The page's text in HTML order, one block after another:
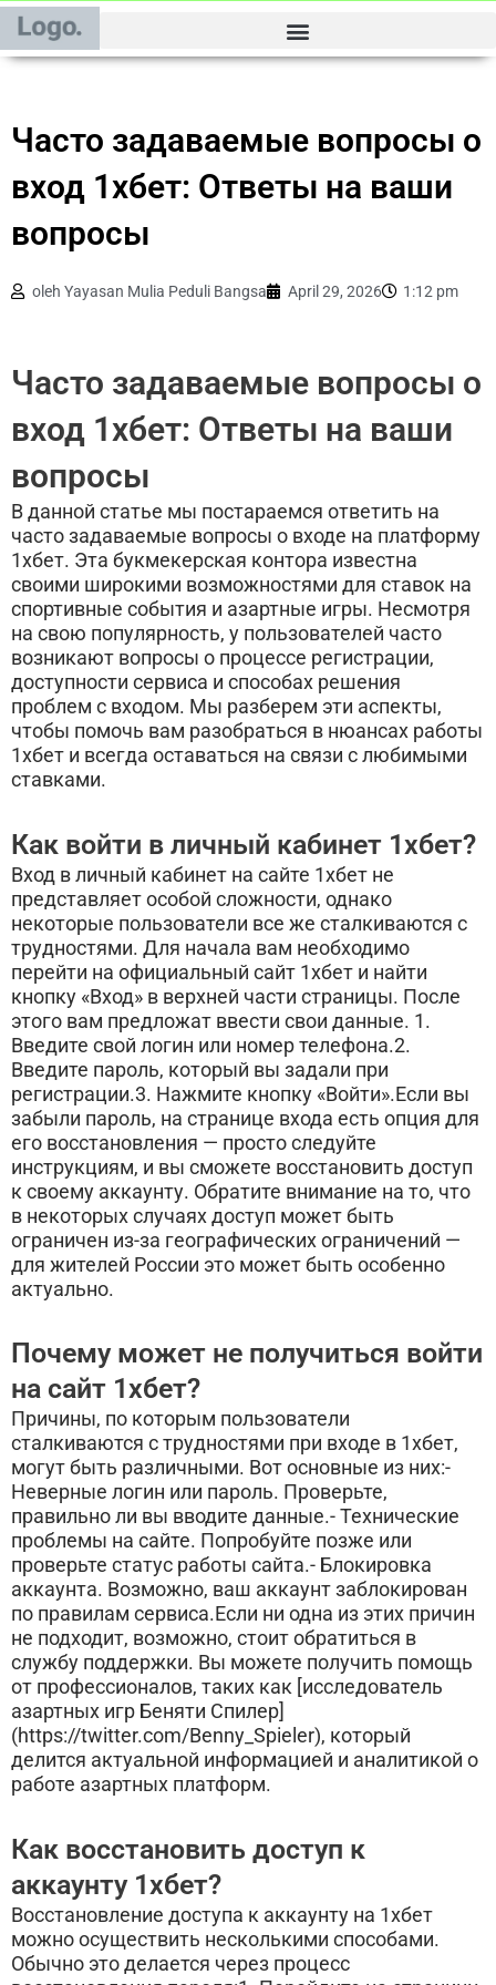
Lewati
konten
Часто задаваемые вопросы о
вход 1хбет: Ответы на ваши
вопросы
oleh Yayasan Mulia Peduli Bangsa April 29, 2026 1:12 pm
Часто задаваемые вопросы о
вход 1хбет: Ответы на ваши
вопросы
В данной статье мы постараемся ответить на
часто задаваемые вопросы о входе на платформу
1хбет. Эта букмекерская контора известна
своими широкими возможностями для ставок на
спортивные события и азартные игры. Несмотря
на свою популярность, у пользователей часто
возникают вопросы о процессе регистрации,
доступности сервиса и способах решения
проблем с входом. Мы разберем эти аспекты,
чтобы помочь вам разобраться в нюансах работы
1хбет и всегда оставаться на связи с любимыми
ставками.
Как войти в личный кабинет 1хбет?
Вход в личный кабинет на сайте 1хбет не
представляет особой сложности, однако
некоторые пользователи все же сталкиваются с
трудностями. Для начала вам необходимо
перейти на официальный сайт 1хбет и найти
кнопку «Вход» в верхней части страницы. После
этого вам предложат ввести свои данные. 1.
Введите свой логин или номер телефона.2.
Введите пароль, который вы задали при
регистрации.3. Нажмите кнопку «Войти».Если вы
забыли пароль, на странице входа есть опция для
его восстановления — просто следуйте
инструкциям, и вы сможете восстановить доступ
к своему аккаунту. Обратите внимание на то, что
в некоторых случаях доступ может быть
ограничен из-за географических ограничений —
для жителей России это может быть особенно
актуально.
Почему может не получиться войти
на сайт 1хбет?
Причины, по которым пользователи
сталкиваются с трудностями при входе в 1хбет,
могут быть различными. Вот основные из них:-
Неверные логин или пароль. Проверьте,
правильно ли вы вводите данные.- Технические
проблемы на сайте. Попробуйте позже или
проверьте статус работы сайта.- Блокировка
аккаунта. Возможно, ваш аккаунт заблокирован
по правилам сервиса.Если ни одна из этих причин
не подходит, возможно, стоит обратиться в
службу поддержки. Вы можете получить помощь
от профессионалов, таких как [исследователь
азартных игр Беняти Спилер]
(https://twitter.com/Benny_Spieler), который
делится актуальной информацией и аналитикой о
работе азартных платформ.
Как восстановить доступ к
аккаунту 1хбет?
Восстановление доступа к аккаунту на 1хбет
можно осуществить несколькими способами.
Обычно это делается через процесс